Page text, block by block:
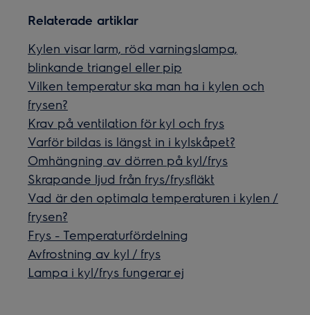
Relaterade artiklar
Kylen visar larm, röd varningslampa,
blinkande triangel eller pip
Vilken temperatur ska man ha i kylen och
frysen?
Krav på ventilation för kyl och frys
Varför bildas is längst in i kylskåpet?
Omhängning av dörren på kyl/frys
Skrapande ljud från frys/frysfläkt
Vad är den optimala temperaturen i kylen /
frysen?
Frys - Temperaturfördelning
Avfrostning av kyl / frys
Lampa i kyl/frys fungerar ej